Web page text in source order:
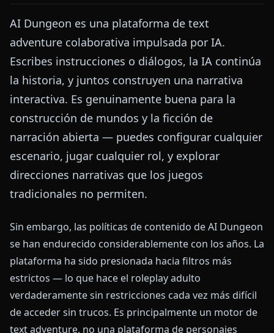
AI Dungeon es una plataforma de text
adventure colaborativa impulsada por IA.
Escribes instrucciones o diálogos, la IA continúa
la historia, y juntos construyen una narrativa
interactiva. Es genuinamente buena para la
construcción de mundos y la ficción de
narración abierta — puedes configurar cualquier
escenario, jugar cualquier rol, y explorar
direcciones narrativas que los juegos
tradicionales no permiten.
Sin embargo, las políticas de contenido de AI Dungeon
se han endurecido considerablemente con los años. La
plataforma ha sido presionada hacia filtros más
estrictos — lo que hace el roleplay adulto
verdaderamente sin restricciones cada vez más difícil
de acceder sin trucos. Es principalmente un motor de
text adventure, no una plataforma de personajes